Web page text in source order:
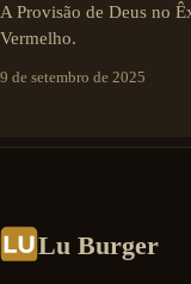
A Provisão de Deus no
Vermelho.
9 de setembro de 2025
Lu Burger